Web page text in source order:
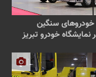
خودروهای سنگین
نمایشگاه خودرو تبریز